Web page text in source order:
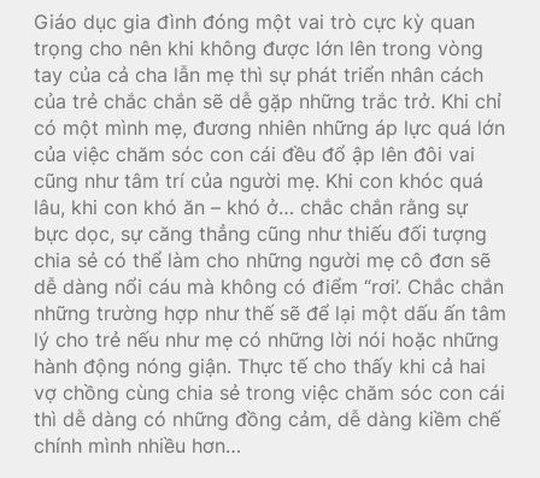
Giáo dục gia đình đóng một vai trò cực kỳ quan
trọng cho nên khi không được lớn lên trong vòng
tay của cả cha lẫn mẹ thì sự phát triển nhân cách
của trẻ chắc chắn sẽ dễ gặp những trắc trở. Khi chỉ
có một mình mẹ, đương nhiên những áp lực quá lớn
của việc chăm sóc con cái đều đổ ập lên đôi vai
cũng như tâm trí của người mẹ. Khi con khóc quá
lâu, khi con khó ăn – khó ở… chắc chắn rằng sự
bực dọc, sự căng thẳng cũng như thiếu đối tượng
chia sẻ có thể làm cho những người mẹ cô đơn sẽ
dễ dàng nổi cáu mà không có điểm “rơi’. Chắc chắn
những trường hợp như thế sẽ để lại một dấu ấn tâm
lý cho trẻ nếu như mẹ có những lời nói hoặc những
hành động nóng giận. Thực tế cho thấy khi cả hai
vợ chồng cùng chia sẻ trong việc chăm sóc con cái
thì dễ dàng có những đồng cảm, dễ dàng kiềm chế
chính mình nhiều hơn…